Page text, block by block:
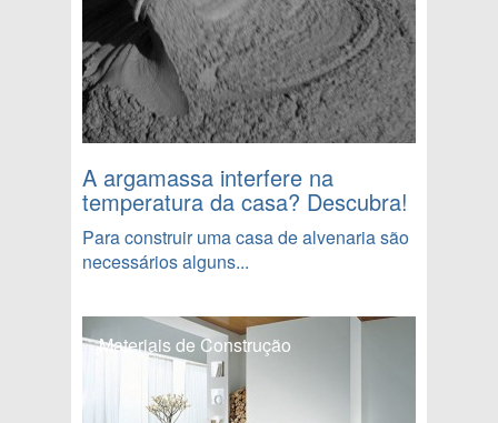
A argamassa interfere na
temperatura da casa? Descubra!
Para construir uma casa de alvenaria são
necessários alguns...
Materiais de Construção